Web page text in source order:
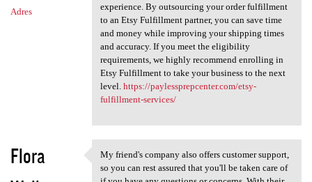
Adres
experience. By outsourcing your order fulfillment
to an Etsy Fulfillment partner, you can save time
and money while improving your shipping times
and accuracy. If you meet the eligibility
requirements, we highly recommend enrolling in
Etsy Fulfillment to take your business to the next
level. https://paylessprepcenter.com/etsy-
fulfillment-services/
Flora
My friend's company also
My friend's company also offers customer support,
so you can rest assured that you'll be taken care of